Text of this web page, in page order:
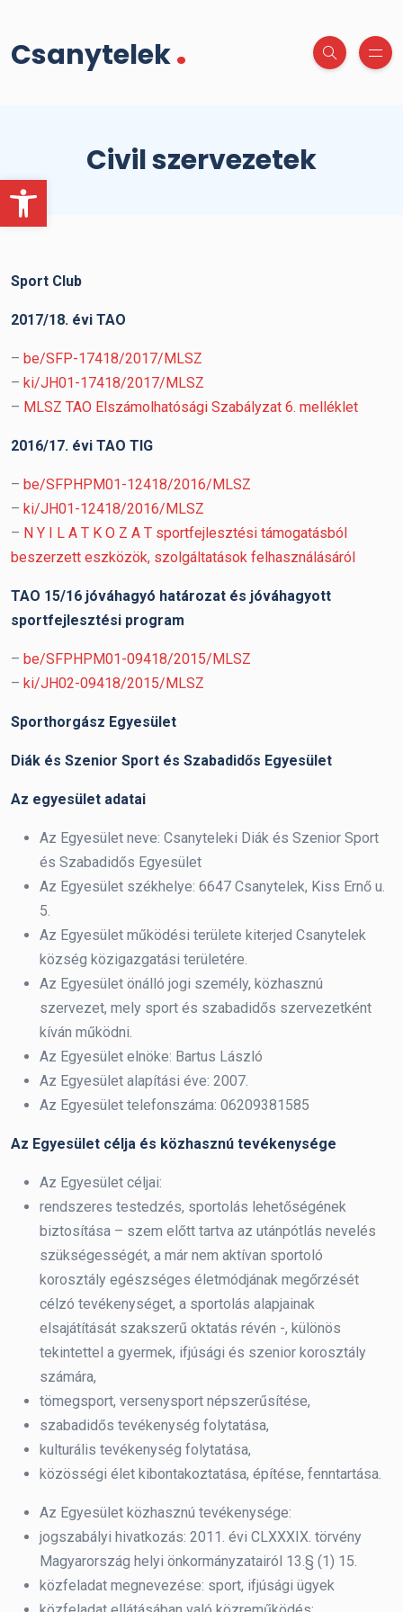
Eszköztár megnyitása
Csanytelek.
Civil szervezetek
Sport Club
2017/18. évi TAO
– be/SFP-17418/2017/MLSZ
– ki/JH01-17418/2017/MLSZ
– MLSZ TAO Elszámolhatósági Szabályzat 6. melléklet
2016/17. évi TAO TIG
– be/SFPHPM01-12418/2016/MLSZ
– ki/JH01-12418/2016/MLSZ
– N Y I L A T K O Z A T sportfejlesztési támogatásból
beszerzett eszközök, szolgáltatások felhasználásáról
TAO 15/16 jóváhagyó határozat és jóváhagyott
sportfejlesztési program
– be/SFPHPM01-09418/2015/MLSZ
– ki/JH02-09418/2015/MLSZ
Sporthorgász Egyesület
Diák és Szenior Sport és Szabadidős Egyesület
Az egyesület adatai
Az Egyesület neve: Csanyteleki Diák és Szenior Sport
és Szabadidős Egyesület
Az Egyesület székhelye: 6647 Csanytelek, Kiss Ernő u.
5.
Az Egyesület működési területe kiterjed Csanytelek
község közigazgatási területére.
Az Egyesület önálló jogi személy, közhasznú
szervezet, mely sport és szabadidős szervezetként
kíván működni.
Az Egyesület elnöke: Bartus László
Az Egyesület alapítási éve: 2007.
Az Egyesület telefonszáma: 06209381585
Az Egyesület célja és közhasznú tevékenysége
Az Egyesület céljai:
rendszeres testedzés, sportolás lehetőségének
biztosítása – szem előtt tartva az utánpótlás nevelés
szükségességét, a már nem aktívan sportoló
korosztály egészséges életmódjának megőrzését
célzó tevékenységet, a sportolás alapjainak
elsajátítását szakszerű oktatás révén -, különös
tekintettel a gyermek, ifjúsági és szenior korosztály
számára,
tömegsport, versenysport népszerűsítése,
szabadidős tevékenység folytatása,
kulturális tevékenység folytatása,
közösségi élet kibontakoztatása, építése, fenntartása.
Az Egyesület közhasznú tevékenysége:
jogszabályi hivatkozás: 2011. évi CLXXXIX. törvény
Magyarország helyi önkormányzatairól 13.§ (1) 15.
közfeladat megnevezése: sport, ifjúsági ügyek